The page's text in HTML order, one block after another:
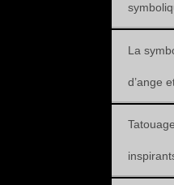
La
d’ange